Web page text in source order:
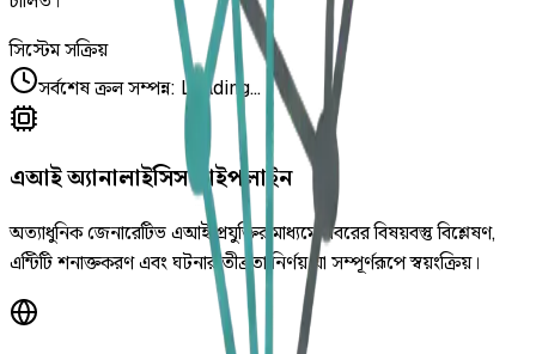
সিস্টেম সক্রিয়
সর্বশেষ ক্রল সম্পন্ন: Loading...
এআই অ্যানালাইসিস পাইপলাইন
অত্যাধুনিক জেনারেটিভ এআই প্রযুক্তির মাধ্যমে খবরের বিষয়বস্তু বিশ্লেষণ,
এন্টিটি শনাক্তকরণ এবং ঘটনার তীব্রতা নির্ণয় যা সম্পূর্ণরূপে স্বয়ংক্রিয়।